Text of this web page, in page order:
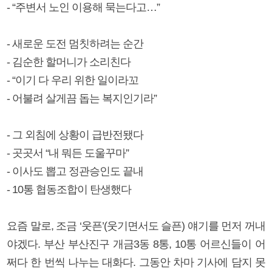
- “주변서 노인 이용해 묵는다고…”
- 새로운 도전 멈칫하려는 순간
- 김순한 할머니가 소리친다
- “이기 다 우리 위한 일이라꼬
- 어불려 살게끔 돕는 복지인기라”
- 그 외침에 상황이 급반전됐다
- 곳곳서 “내 뭐든 도울꾸마”
- 이사도 뽑고 정관승인도 끝내
- 10통 협동조합이 탄생했다
요즘 말로, 조금 ‘웃픈’(웃기면서도 슬픈) 얘기를 먼저 꺼내
야겠다. 부산 부산진구 개금3동 8통, 10통 어르신들이 어
쩌다 한 번씩 나누는 대화다. 그동안 차마 기사에 담지 못